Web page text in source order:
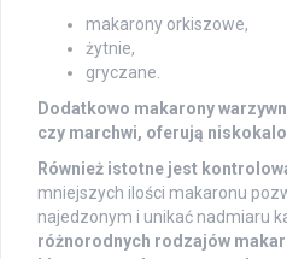
makarony orkiszowe,
żytnie,
gryczane.
Dodatkowo makarony
czy marchwi, oferują
Również istotne jest
mniejszych ilości makaronu
najedzonym i unikać nadmiaru
różnorodnych rodzajów